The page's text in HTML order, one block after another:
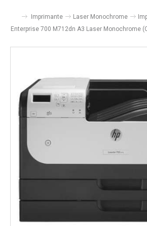
Imprimante Laser Monochrome
Enterprise 700 M712dn A3 Laser Monochrome